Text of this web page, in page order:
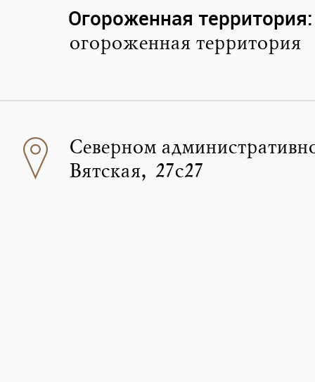
Огороженная территория:
огороженная территория
Северном
Вятская, 27с27